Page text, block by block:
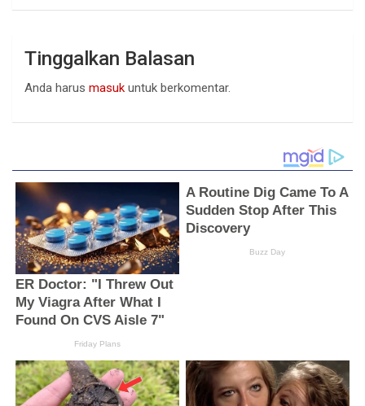
Tinggalkan Balasan
Anda harus masuk untuk berkomentar.